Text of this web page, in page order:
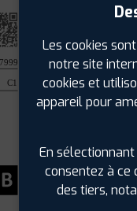
4
Largeur :225
Hauteur :55
Diamètre :18
Charge :102
Bruit de
Résistance
Adhérence
Code EAN :
Les cookies
notre site
cookies et
appareil pour
En
consentez à ce
des tiers,